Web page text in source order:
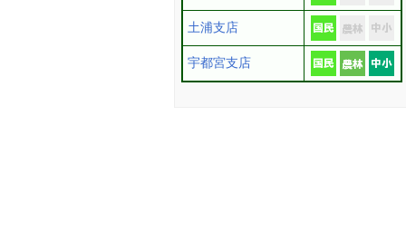
土浦支店
宇都宮支店